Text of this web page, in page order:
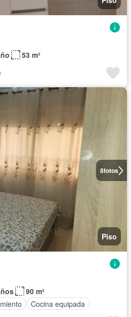
53 m²
8fotos
Piso
90 m²
Cocina equipada